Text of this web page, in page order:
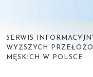
SERWIS
WYŻSZYCH
MĘSKICH W POLSCE